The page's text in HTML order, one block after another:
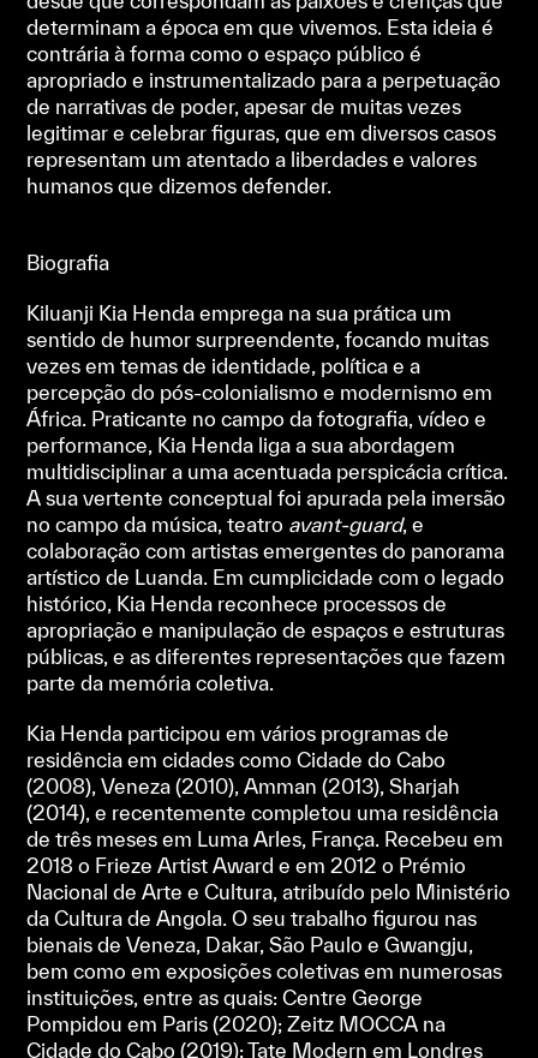
determinam a época em que vivemos. Esta ideia é
contrária à forma como o espaço público é
apropriado e instrumentalizado para a perpetuação
de narrativas de poder, apesar de muitas vezes
legitimar e celebrar figuras, que em diversos casos
representam um atentado a liberdades e valores
humanos que dizemos defender.
Biografia
Kiluanji Kia Henda emprega na sua prática um
sentido de humor surpreendente, focando muitas
vezes em temas de identidade, política e a
percepção do pós-colonialismo e modernismo em
África. Praticante no campo da fotografia, vídeo e
performance, Kia Henda liga a sua abordagem
multidisciplinar a uma acentuada perspicácia crítica.
A sua vertente conceptual foi apurada pela imersão
no campo da música, teatro avant-guard, e
colaboração com artistas emergentes do panorama
artístico de Luanda. Em cumplicidade com o legado
histórico, Kia Henda reconhece processos de
apropriação e manipulação de espaços e estruturas
públicas, e as diferentes representações que fazem
parte da memória coletiva.
Kia Henda participou em vários programas de
residência em cidades como Cidade do Cabo
(2008), Veneza (2010), Amman (2013), Sharjah
(2014), e recentemente completou uma residência
de três meses em Luma Arles, França. Recebeu em
2018 o Frieze Artist Award e em 2012 o Prémio
Nacional de Arte e Cultura, atribuído pelo Ministério
da Cultura de Angola. O seu trabalho figurou nas
bienais de Veneza, Dakar, São Paulo e Gwangju,
bem como em exposições coletivas em numerosas
instituições, entre as quais: Centre George
Pompidou em Paris (2020); Zeitz MOCCA na
Cidade do Cabo (2019); Tate Modern em Londres